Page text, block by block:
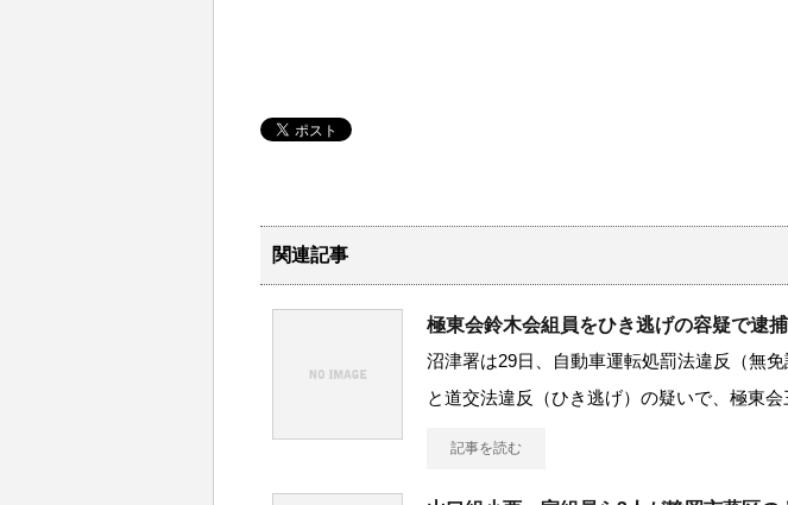
関連記事
極東会鈴木会組員をひき逃げの容疑で逮捕
沼津署は29日、自動車運転処罰法違反（無免
と道交法違反（ひき逃げ）の疑いで、極東会
記事を読む